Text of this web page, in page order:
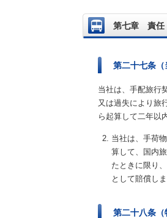
第七章 責任
第二十七条
当社は、手配旅行
又は過失により旅
ら起算して二年以
当社は、手荷
算して、国内
たときに限り
として賠償し
第二十八条（